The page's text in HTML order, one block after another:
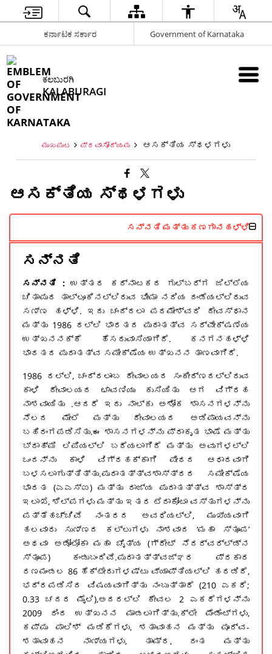
ಕರ್ನಾಟಕ ಸರ್ಕಾರ Government of Karnataka
ಕಲಬುರಗಿ
KALABURAGI
ಮುಖಪುಟ ಪ್ರವಾಸೋದ್ಯಮ ಆಸಕ್ತಿಯ ಸ್ಥಳಗಳು
ಆಸಕ್ತಿಯ ಸ್ಥಳಗಳು
ಸನ್ನತಿ ಮತ್ತು ಕಣಗಾನಹಳ್ಳಿ
ಸನ್ನತಿ
ಸನ್ನತಿ :ಉತ್ತರ ಕರ್ನಾಟಕದ ಗುಲ್ಬರ್ಗ ಜಿಲ್ಲೆಯ
ಚಿತಾಪುರ ತಾಲ್ಲೂಕಿನಲ್ಲಿರುವ ಭೀಮಾ ನದಿಯ ದಂಡೆಯಲ್ಲಿರುವ
ಸಣ್ಣ ಹಳ್ಳಿ. ಇದು ಚಂದ್ರಲಾ ಪರಮೇಶ್ವರಿ ದೇವಸ್ಥಾನ
ಮತ್ತು 1986 ರಲ್ಲಿ ಭಾರತದ ಪುರಾತತ್ವ ಸರ್ವೇಕ್ಷಣೆಯ
ಉತ್ಖನನಕ್ಕೆ ಹೆಸರುವಾಸಿಯಾಗಿದೆ. ಕನಗನಹಳ್ಳಿ
ಭಾರತದ ಪುರಾತತ್ವ ಸಮೀಕ್ಷೆಯ ಉತ್ಖನನ ತಾಣವಾಗಿದೆ.
1986 ರಲ್ಲಿ, ಚಂದ್ರಲಾಂಬ ದೇವಾಲಯದ ಸಂಕೀರ್ಣದಲ್ಲಿರುವ
ಕಾಳಿ ದೇವಾಲಯದ ಛಾವಣಿಯು ಕುಸಿಯಿತು ಆಗ ವಿಗ್ರಹ
ನಾಶವಾಯಿತು .ಆದರೆ ಇದು ನಾಲ್ಕು ಅಶೋಕ ಶಾಸನಗಳನ್ನು
ನೆಲದ ಮೇಲೆ ಮತ್ತು ದೇವಾಲಯದ ಅಡಿಪಾಯವನ್ನು
ಬಹಿರಂಗಪಡಿಸಿತು.ಈ ಶಾಸನಗಳನ್ನು ಪ್ರಾಕೃತ ಭಾಷೆ ಮತ್ತು
ಬ್ರಾಹ್ಮಿ ಲಿಪಿಯಲ್ಲಿ ಬರೆಯಲಾಗಿದೆ ಮತ್ತು ಅವುಗಳಲ್ಲಿ
ಒಂದನ್ನು ಕಾಳಿ ವಿಗ್ರಹಕ್ಕಾಗಿ ಪೀಠದ ಆಧಾರವಾಗಿ
ಬಳಸಲಾಗುತ್ತಿತ್ತು.ಪುರಾತತ್ತ್ವಶಾಸ್ತ್ರದ ಸಮೀಕ್ಷೆಯ
ಭಾರತ (ಎಎಸ್ಐ) ಮತ್ತು ರಾಜ್ಯ ಪುರಾತತ್ತ್ವ ಶಾಸ್ತ್ರ
ಇಲಾಖೆ, ಶಿಲ್ಪಗಳು ಮತ್ತು ಇತರ ಟೆರಾಕೋಟಾ ವಸ್ತುಗಳನ್ನು
ಪತ್ತೆಹಚ್ಚಿವೆ ನಂತರದ ಅವಧಿಯಲ್ಲಿ, ಮುಖ್ಯವಾಗಿ
ಹಲವಾರು ಸುಣ್ಣದ ಕಲ್ಲುಗಳು ನಾಶವಾದ ‘ಮಹಾ ಸ್ತೂಪ’
ಅಥವಾ ಅಡೋಲೋಕಾ ಮಹಾ ಚೈತ್ಯ (ಗ್ರೇಟ್ ನೆದರ್ವರ್ಲ್ಡ್ನ
ಸ್ತೂಪ) ಕಂಡುಬಂದಿವೆ.ಪುರಾತತ್ತ್ವಜ್ಞರ ಪ್ರಕಾರ
ರಣಮಂಡಲ 86 ಹೆಕ್ಟೇರುಗಳಷ್ಟು ವ್ಯಾಪ್ತಿಯಲ್ಲಿ ಹರಡಿದೆ,
ಭದ್ರಪಡಿಸಿದ ವಿಷಯವಾಗಿತ್ತು ನಂಬುತ್ತಾರೆ (210 ಎಕರೆ;
0.33 ಚದರ ಮೈಲಿ),ಅದರಲ್ಲಿ ಕೇವಲ 2 ಎಕರೆಗಳನ್ನು
2009 ರಿಂದ ಉತ್ಖನನ ಮಾಡಲಾಗಿತ್ತು.ಕ್ಲೇ ಪೆಂಡೆಂಟ್ಗಳು,
ಕಪ್ಪು ಪಾಲಿಶ್ ಮಡಿಕೆಗಳು, ಶತಾವಾಹನ ಮತ್ತು ಪೂರ್ವ-
ಶತಾವಾಹನ ನಾಣ್ಯಗಳು, ತಾಮ್ರ, ದಂತ ಮತ್ತು